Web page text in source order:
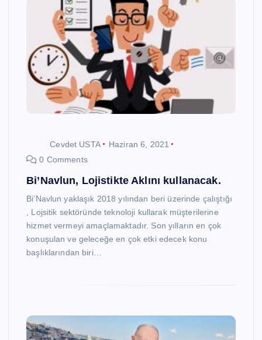
Cevdet USTA
Haziran 6, 2021
0 Comments
Bi’Navlun, Lojistikte Aklını kullanacak.
Bi’Navlun yaklaşık 2018 yılından beri üzerinde çalıştığı
, Lojsitik sektöründe teknoloji kullarak müşterilerine
hizmet vermeyi amaçlamaktadır. Son yılların en çok
konuşulan ve geleceğe en çok etki edecek konu
başlıklarından biri…